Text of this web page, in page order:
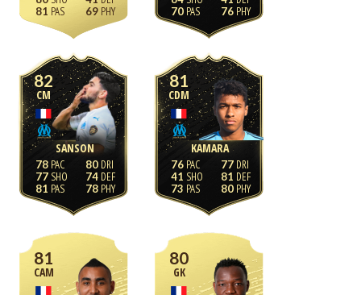
81
69
70
76
82
CM
SANSON
78
77
81
80
74
78
81
CDM
KAMARA
76
41
73
77
81
80
81
CAM
80
GK